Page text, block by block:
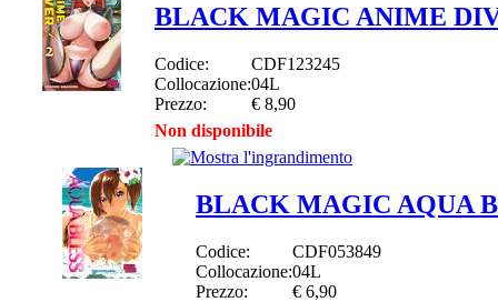
BLACK MAGIC ANIME
Codice:
CDF123245
Collocazione:04L
Prezzo:
€ 8,90
Non disponibile
BLACK MAGIC AQUA
Codice:
CDF053849
Collocazione:04L
Prezzo:
€ 6,90